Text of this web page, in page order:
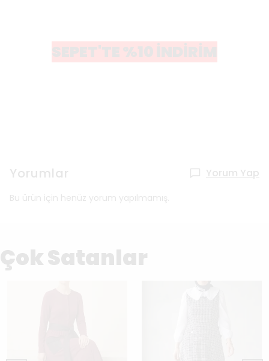
SEPET'TE %10 İNDİRİM
Yorumlar Yorum Yap
Bu ürün için henüz yorum yapılmamış.
Çok Satanlar